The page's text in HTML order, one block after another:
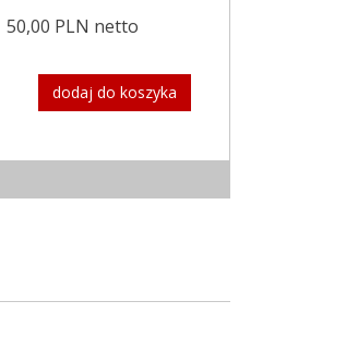
50,00 PLN netto
dodaj do koszyka